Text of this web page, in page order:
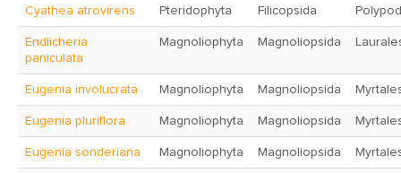
Cyathea atrovirens Pteridophyta Filicopsida
Endlicheria
paniculata
Magnoliophyta Magnoliopsida
Eugenia involucrata Magnoliophyta Magnoliopsida
Eugenia pluriflora Magnoliophyta Magnoliopsida
Eugenia sonderiana Magnoliophyta Magnoliopsida